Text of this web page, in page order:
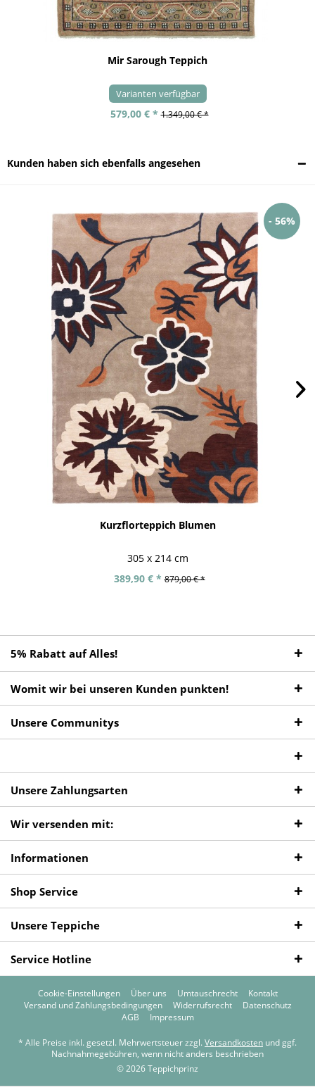
Mir Sarough Teppich
Varianten verfügbar
579,00 € * 1.349,00 € *
Kunden haben sich ebenfalls angesehen
- 56%
Kurzflorteppich Blumen
305 x 214 cm
389,90 € * 879,00 € *
5% Rabatt auf Alles!
Womit wir bei unseren Kunden punkten!
Unsere Communitys
Unsere Zahlungsarten
Wir versenden mit:
Informationen
Shop Service
Unsere Teppiche
Service Hotline
Cookie-Einstellungen Über uns Umtauschrecht
Kontakt
Versand und Zahlungsbedingungen
Widerrufsrecht
Datenschutz
AGB
Impressum
* Alle Preise inkl. gesetzl. Mehrwertsteuer zzgl. Versandkosten und ggf.
Nachnahmegebühren, wenn nicht anders beschrieben
© 2026 Teppichprinz